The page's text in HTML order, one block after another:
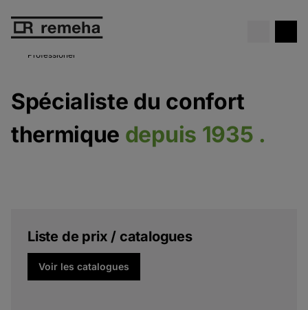
Chaudière gratuite
pas cette offre exceptionnelle !
Voir l’offre
Professionel
Spécialiste du confort
thermique depuis 1935 .
Liste de prix / catalogues
Voir les catalogues